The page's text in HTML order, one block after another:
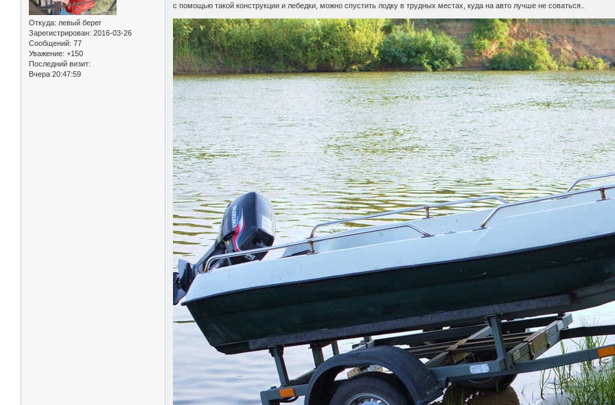
Откуда: левый берег
Зарегистрирован: 2016-03-26
Сообщений: 77
Уважение: +150
Последний визит:
Вчера 20:47:59
с помощью такой конструкции и лебедки, можно спустить лодку в трудных местах, куда на авто лучше не соваться..